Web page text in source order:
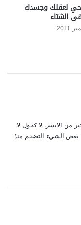
لعقلك وجسدك
الشتاء
اكبر من الايسر. لا كحول لا
172 اعاني السمنه بعض الشيء التضخم منذ